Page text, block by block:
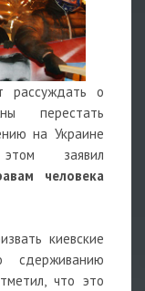
рассуждать о
перестать
на Украине
заявил
человека
киевские
что это